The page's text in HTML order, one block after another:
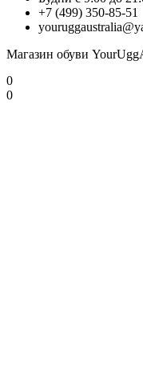
+7 (499) 350-85-51
Магазин обуви
0
0